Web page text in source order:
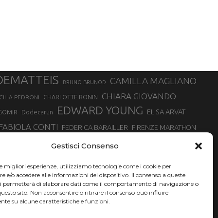
Gestisci Consenso
migliori esperienze, utilizziamo tecnologie come i cookie per
e/o accedere alle informazioni del dispositivo. Il consenso a queste
permetterà di elaborare dati come il comportamento di navigazione o
sito. Non acconsentire o ritirare il consenso può influire
su alcune caratteristiche e funzioni.
BRUNO BRUNOD CAMILLA MAGLIANO
PEDRONI CHARLOTTE BONIN CHIARA GIOVANDO
Dodecarun EDWARD YOUNG ELISA ARVAT
FABIOLA CONTI FEDERICA BARAILLER FIRENZE MARATHON
GIOVANNA EPIS GIULIANO CAVALLO
DI TORINO MARATONINA MARCELLA BELLETTI MARCO OLMO
MONVISO VERTICAL RACE NADIA BATTOCLETTI
BONALDI SILVIA RAMPAZZO